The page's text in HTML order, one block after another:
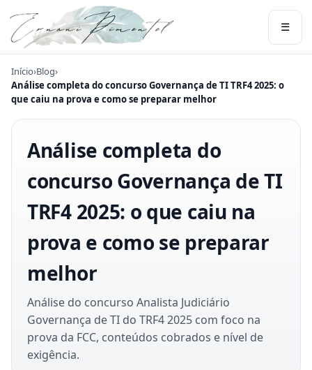
☰
Início›Blog›
Análise completa do concurso Governança de TI TRF4 2025: o
que caiu na prova e como se preparar melhor
Análise completa do
concurso Governança de TI
TRF4 2025: o que caiu na
prova e como se preparar
melhor
Análise do concurso Analista Judiciário
Governança de TI do TRF4 2025 com foco na
prova da FCC, conteúdos cobrados e nível de
exigência.